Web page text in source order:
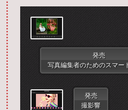
発売
写真編集者のためのスマー
発売
撮影響